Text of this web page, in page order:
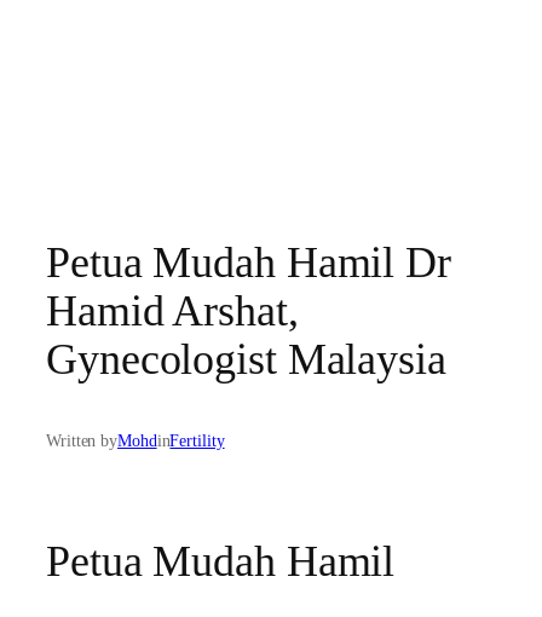
Petua Mudah Hamil Dr
Hamid Arshat,
Gynecologist Malaysia
Written byMohdinFertility
Petua Mudah Hamil